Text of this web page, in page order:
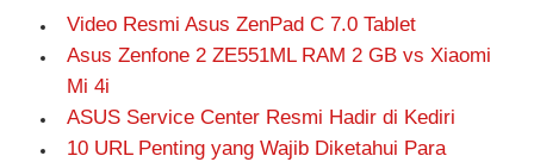
Video Resmi Asus ZenPad C 7.0 Tablet
Asus Zenfone 2 ZE551ML RAM 2 GB vs Xiaomi
Mi 4i
ASUS Service Center Resmi Hadir di Kediri
10 URL Penting yang Wajib Diketahui Para